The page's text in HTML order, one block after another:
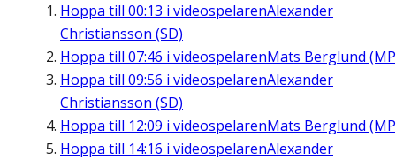
Hoppa till 00:13 i videospelarenAlexander
Christiansson (SD)
Hoppa till 07:46 i videospelarenMats Berglund
Hoppa till 09:56 i videospelarenAlexander
Christiansson (SD)
Hoppa till 12:09 i videospelarenMats Berglund
Hoppa till 14:16 i videospelarenAlexander